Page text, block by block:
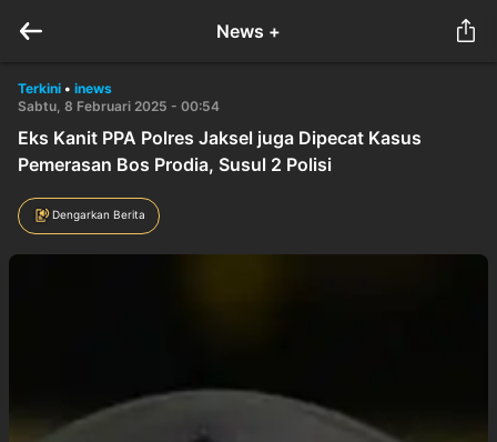
News +
Terkini • inews
Sabtu, 8 Februari 2025 - 00:54
Eks Kanit PPA Polres Jaksel juga Dipecat Kasus
Pemerasan Bos Prodia, Susul 2 Polisi
Dengarkan Berita